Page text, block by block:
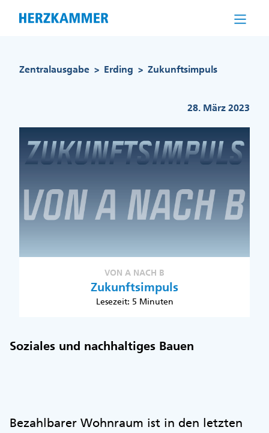
Zentralausgabe > Erding > Zukunftsimpuls
28. März 2023
VON A NACH B
Zukunftsimpuls
Lesezeit: 5 Minuten
Soziales und nachhaltiges Bauen
Bezahlbarer Wohnraum ist in den letzten